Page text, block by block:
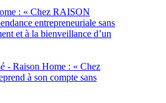
: « Chez RAISON
entrepreneuriale sans
et à la bienveillance d’un
- Raison Home : « Chez
à son compte sans